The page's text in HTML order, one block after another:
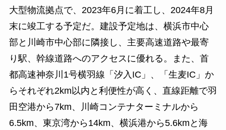
大型物流拠点で、2023年6月に着工し、2024年8月
末に竣工する予定だ。建設予定地は、横浜市中心
部と川崎市中心部に隣接し、主要高速道路や最寄
り駅、幹線道路へのアクセスに優れる。また、首
都高速神奈川1号横羽線「汐入IC」、「生麦IC」か
らそれぞれ2km以内と利便性が高く、直線距離で羽
田空港から7km、川崎コンテナターミナルから
6.5km、東京湾から14km、横浜港から5.6kmと海